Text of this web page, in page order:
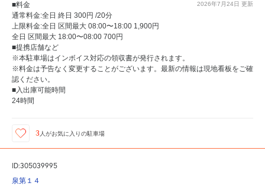
2026年7月24日 更新
■料金
通常料金:全日 終日 300円 /20分
上限料金:全日 区間最大 08:00〜18:00 1,900円
全日 区間最大 18:00〜08:00 700円
■提携店舗など
※本駐車場はインボイス対応の領収書が発行されます。
※料金は予告なく変更することがございます。最新の情報は現地看板をご確
認ください。
■入出庫可能時間
24時間
3人がお気に入りの駐車場
ID:305039995
泉第１４